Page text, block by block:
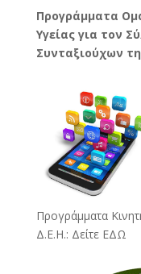
Προγράμματα
Υγείας για τον
Συνταξιούχων
Προγράμματα
Δ.Ε.Η.: Δείτε ΕΔΩ